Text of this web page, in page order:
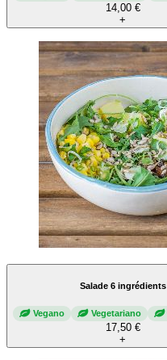
14,00 €
+
Salade 6 ingrédients
Vegano Vegetariano
17,50 €
+